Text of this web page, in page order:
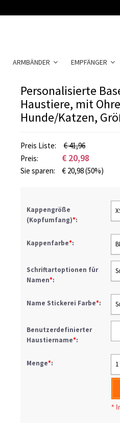
ARMBÄNDER EMPFÄNGER
Personalisierte
Haustiere, mit
Hunde/Katzen,
Preis Liste:
€ 41,96
Preis:
€ 20,98
Sie sparen: € 20,98(50%)
Kappengröße
(Kopfumfang)*:
Kappenfarbe*:
Schriftartoptionen für
Namen*:
Name Stickerei Farbe*:
Benutzerdefinierter
Haustiername*:
Menge*: 1
* I